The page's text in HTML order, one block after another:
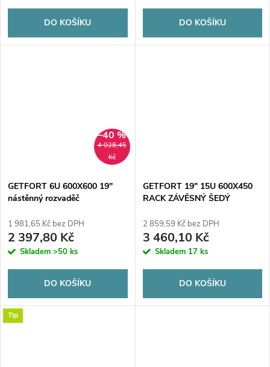
DO KOŠÍKU DO KOŠÍKU
4 028,45
Kč
–40 %
GETFORT 6U 600X600 19"
nástěnný rozvaděč
1 981,65 Kč bez DPH
2 397,80 Kč
Skladem >50 ks
DO KOŠÍKU
GETFORT 19" 15U 600X450
RACK ZÁVĚSNÝ ŠEDÝ
2 859,59 Kč bez DPH
3 460,10 Kč
Skladem 17 ks
DO KOŠÍKU
Tip